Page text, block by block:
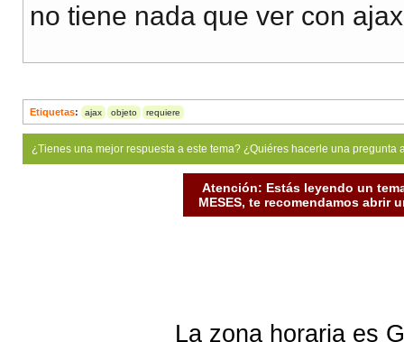
no tiene nada que ver con
Etiquetas: ajax objeto requiere
¿Tienes una mejor respuesta a este tema? ¿Quiéres hacerle una
Atención: Estás leyendo un
MESES, te recomendamos abrir
La zona horaria es